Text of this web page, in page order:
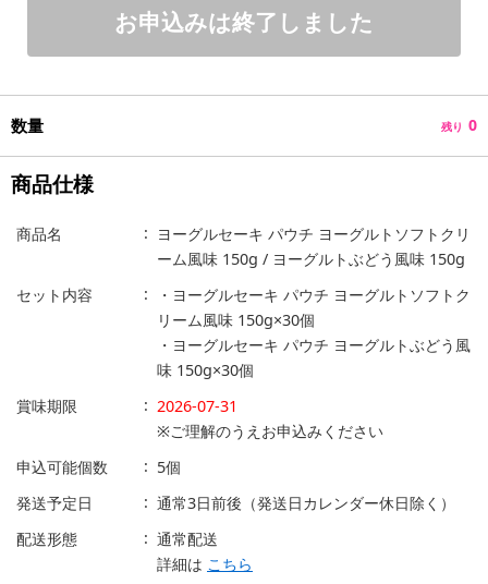
お申込みは終了しました
数量 残り 0
商品仕様
商品名
ヨーグルセーキ パウチ ヨーグルトソフトクリ
ーム風味 150g / ヨーグルトぶどう風味 150g
セット内容
・ヨーグルセーキ パウチ ヨーグルトソフトク
リーム風味 150g×30個
・ヨーグルセーキ パウチ ヨーグルトぶどう風
味 150g×30個
賞味期限
2026-07-31
※ご理解のうえお申込みください
申込可能個数
5個
発送予定日
通常3日前後（発送日カレンダー休日除く）
配送形態
通常配送
詳細は こちら